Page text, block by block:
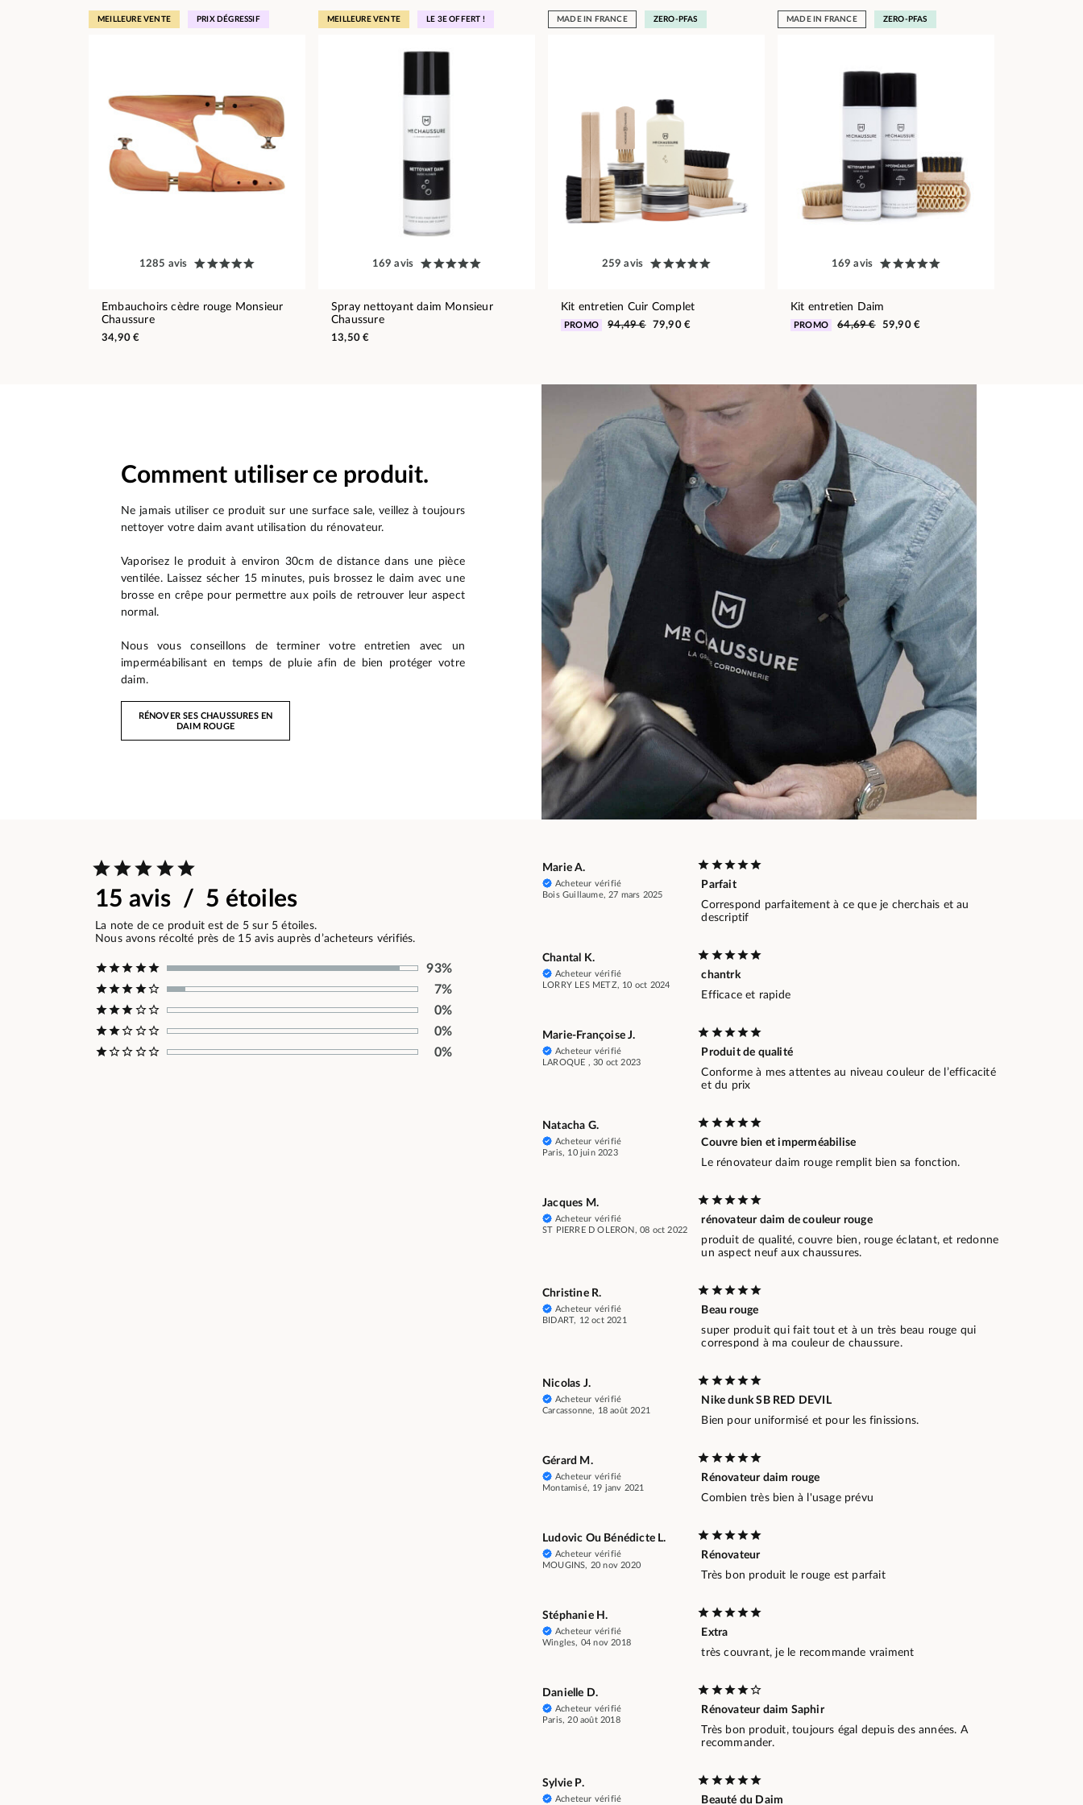
MEILLEURE VENTE PRIX DÉGRESSIF
1285 avis
Embauchoirs cèdre rouge Monsieur
Chaussure
34,90 €
MEILLEURE VENTE LE 3E OFFERT !
169 avis
Spray nettoyant daim Monsieur
Chaussure
13,50 €
MADE IN FRANCE ZERO-PFAS
259 avis
Kit entretien Cuir Complet
PROMO 94,49 € 79,90 €
MADE IN FRANCE ZERO-PFAS
169 avis
Kit entretien Daim
PROMO 64,69 € 59,90 €
Comment utiliser ce produit.
Ne jamais utiliser ce produit sur une surface sale, veillez à toujours
nettoyer votre daim avant utilisation du rénovateur.
Vaporisez le produit à environ 30cm de distance dans une pièce
ventilée. Laissez sécher 15 minutes, puis brossez le daim avec une
brosse en crêpe pour permettre aux poils de retrouver leur aspect
normal.
Nous vous conseillons de terminer votre entretien avec un
imperméabilisant en temps de pluie afin de bien protéger votre
daim.
RÉNOVER SES CHAUSSURES EN
DAIM ROUGE
15 avis / 5 étoiles
La note de ce produit est de 5 sur 5 étoiles.
Nous avons récolté près de 15 avis auprès d’acheteurs vérifiés.
93%
7%
0%
0%
0%
Marie A.
Acheteur vérifié
Bois Guillaume, 27 mars 2025
Parfait
Correspond parfaitement à ce que je cherchais et au
descriptif
Chantal K.
Acheteur vérifié
LORRY LES METZ, 10 oct 2024
chantrk
Efficace et rapide
Marie-Françoise J.
Acheteur vérifié
LAROQUE , 30 oct 2023
Produit de qualité
Conforme à mes attentes au niveau couleur de l’efficacité
et du prix
Natacha G.
Acheteur vérifié
Paris, 10 juin 2023
Couvre bien et imperméabilise
Le rénovateur daim rouge remplit bien sa fonction.
Jacques M.
Acheteur vérifié
ST PIERRE D OLERON, 08 oct 2022
rénovateur daim de couleur rouge
produit de qualité, couvre bien, rouge éclatant, et redonne
un aspect neuf aux chaussures.
Christine R.
Acheteur vérifié
BIDART, 12 oct 2021
Beau rouge
super produit qui fait tout et à un très beau rouge qui
correspond à ma couleur de chaussure.
Nicolas J.
Acheteur vérifié
Carcassonne, 18 août 2021
Nike dunk SB RED DEVIL
Bien pour uniformisé et pour les finissions.
Gérard M.
Acheteur vérifié
Montamisé, 19 janv 2021
Rénovateur daim rouge
Combien très bien à l'usage prévu
Ludovic Ou Bénédicte L.
Acheteur vérifié
MOUGINS, 20 nov 2020
Rénovateur
Très bon produit le rouge est parfait
Stéphanie H.
Acheteur vérifié
Wingles, 04 nov 2018
Extra
très couvrant, je le recommande vraiment
Danielle D.
Acheteur vérifié
Paris, 20 août 2018
Rénovateur daim Saphir
Très bon produit, toujours égal depuis des années. A
recommander.
Sylvie P.
Acheteur vérifié Beauté du Daim